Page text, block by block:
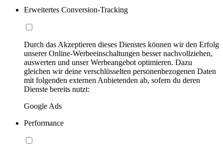
Erweitertes Conversion-Tracking
Durch das Akzeptieren dieses Dienstes können wir den Erfolg
unserer Online-Werbeeinschaltungen besser nachvollziehen,
auswerten und unser Werbeangebot optimieren. Dazu
gleichen wir deine verschlüsselten personenbezogenen Daten
mit folgenden externen Anbietenden ab, sofern du deren
Dienste bereits nutzt:
Google Ads
Performance